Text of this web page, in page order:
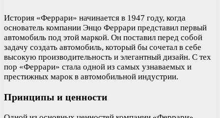
История «Феррари» начинается в 1947 году, когда
основатель компании Энцо Феррари представил первый
автомобиль под этой маркой. Он поставил перед собой
задачу создать автомобиль, который бы сочетал в себе
высокую производительность и элегантный дизайн. С тех
пор «Феррари» стала одной из самых узнаваемых и
престижных марок в автомобильной индустрии.
Принципы и ценности